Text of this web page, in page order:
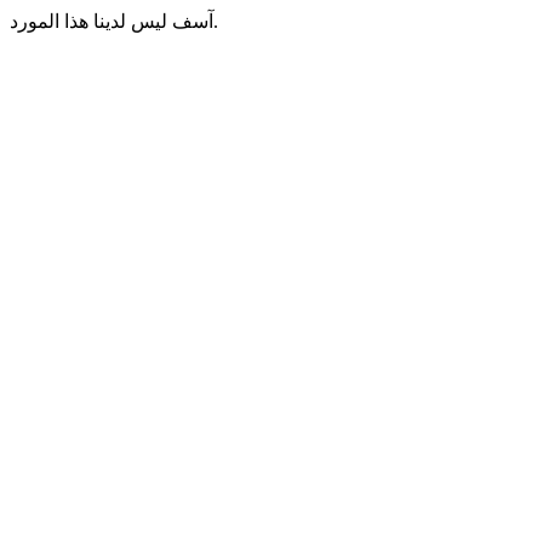
آسف ليس لدينا هذا المورد.